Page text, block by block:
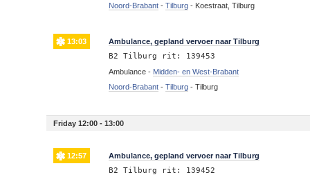
Noord-Brabant -Tilburg - Koestraat, Tilburg
13:03 Ambulance, gepland vervoer naar Tilburg
B2 Tilburg rit: 139453
Ambulance - Midden- en West-Brabant
Noord-Brabant -Tilburg -Tilburg
Friday 12:00 - 13:00
12:57 Ambulance, gepland vervoer naar Tilburg
B2 Tilburg rit: 139452